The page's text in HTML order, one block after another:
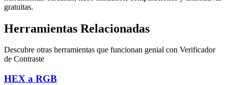
gratuitas.
Herramientas Relacionadas
Descubre otras herramientas que funcionan genial con Verificador
de Contraste
HEX a RGB